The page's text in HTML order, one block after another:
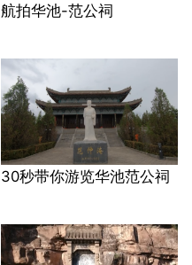
航拍华池-范公祠
30秒带你游览华池范公祠